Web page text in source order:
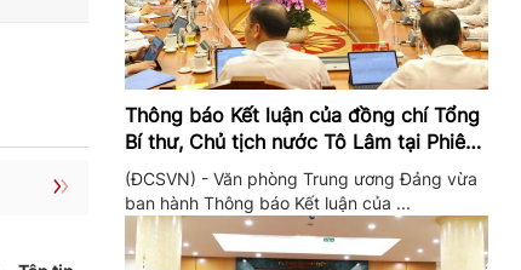
Thông báo Kết luận của đồng chí Tổng
Bí thư, Chủ tịch nước Tô Lâm tại Phiên
họp Ban Chỉ đạo Trung ương thực hiện
Nghị quyết 57
(ĐCSVN) - Văn phòng Trung ương Đảng vừa
ban hành Thông báo Kết luận của ...